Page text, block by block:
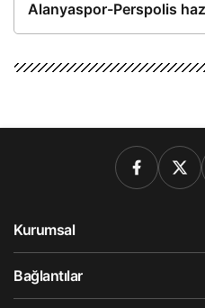
Alanyaspor-Perspolis
Kurumsal
Bağlantılar